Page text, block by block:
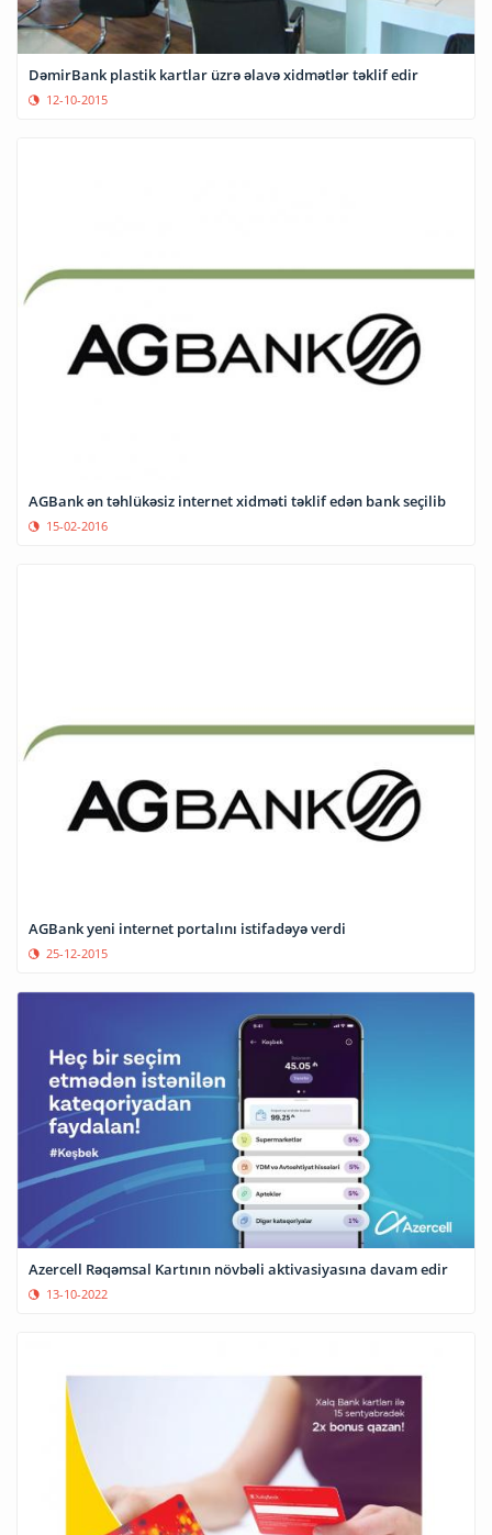
DəmirBank plastik kartlar üzrə əlavə xidmətlər təklif edir
12-10-2015
AGBank ən təhlükəsiz internet xidməti təklif edən bank seçilib
15-02-2016
AGBank yeni internet portalını istifadəyə verdi
25-12-2015
Azercell Rəqəmsal Kartının növbəli aktivasiyasına davam edir
13-10-2022